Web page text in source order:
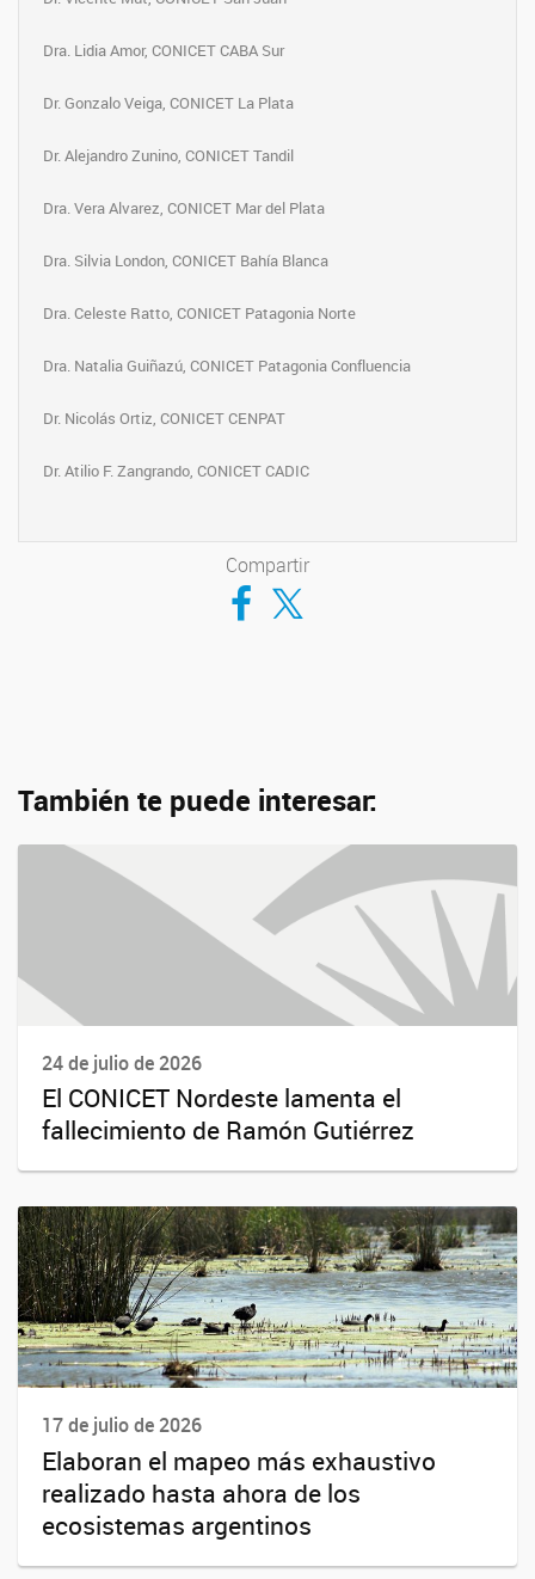
Dra. Lidia Amor, CONICET CABA Sur
Dr. Gonzalo Veiga, CONICET La Plata
Dr. Alejandro Zunino, CONICET Tandil
Dra. Vera Alvarez, CONICET Mar del Plata
Dra. Silvia London, CONICET Bahía Blanca
Dra. Celeste Ratto, CONICET Patagonia Norte
Dra. Natalia Guiñazú, CONICET Patagonia Confluencia
Dr. Nicolás Ortiz, CONICET CENPAT
Dr. Atilio F. Zangrando, CONICET CADIC
Compartir
Compartir en Facebook
Compartir en Twitter
También te puede interesar:
24 de julio de 2026
El CONICET Nordeste lamenta el
fallecimiento de Ramón Gutiérrez
17 de julio de 2026
Elaboran el mapeo más exhaustivo
realizado hasta ahora de los
ecosistemas argentinos